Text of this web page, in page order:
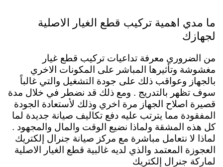
ما مدي اهمية تركيب قطع الغيار الاصلية
لجهازك
من الضروري معرفة تداعيات تركيب قطع غيار
مغشوشة وتأثيرها المباشر على المكونات الاخري
بالجهاز وعواقب ذلك على جودة التشغيل والتي غالباً
سوف تظهر بالتدريج . ومع ذلك قد نضطر في خلال مدة
قصيرة اصلاح الجهاز مرة اخري وذلك لأستعادة الجودة
المفقودة مما يترتب عليه دفع تكاليف صيانة جديدة لما
كل هذه المشقة ولماذا نضيع الوقت والمال والمجهود .
لماذا لا نتعامل مباشرة مع مركز صيانة جنرال إلكتريك
العجوزة المعتمد والذي لديه غالبية قطع الغيار الاصلية
لماركة جنرال إلكتريك